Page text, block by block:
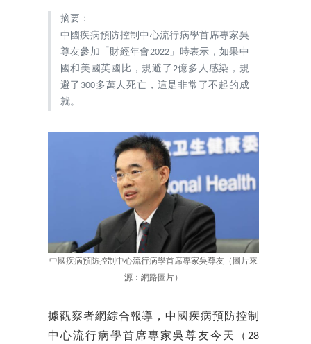
摘要：
中國疾病預防控制中心流行病學首席專家吳
尊友參加「財經年會2022」時表示，如果中
國和美國英國比，規避了2億多人感染，規
避了300多萬人死亡，這是非常了不起的成
就。
中國疾病預防控制中心流行病學首席專家吳尊友（圖片來
源：網路圖片）
據觀察者網綜合報導，中國疾病預防控制
中心流行病學首席專家吳尊友今天（28